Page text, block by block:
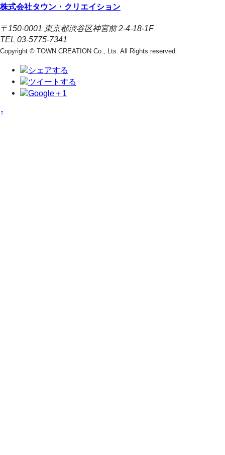
株式会社タウン・クリエイション
〒150-0001 東京都渋谷区神宮前 2-4-18-1F
TEL 03-5775-7341
Copyright © TOWN CREATION Co., Lts. All Rights reserved.
↑